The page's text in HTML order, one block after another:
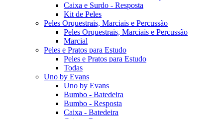
Caixa e Surdo - Resposta
Kit de Peles
Peles Orquestrais, Marciais e Percussão
Peles Orquestrais, Marciais e Percussão
Marcial
Peles e Pratos para Estudo
Peles e Pratos para Estudo
Todas
Uno by Evans
Uno by Evans
Bumbo - Batedeira
Bumbo - Resposta
Caixa - Batedeira